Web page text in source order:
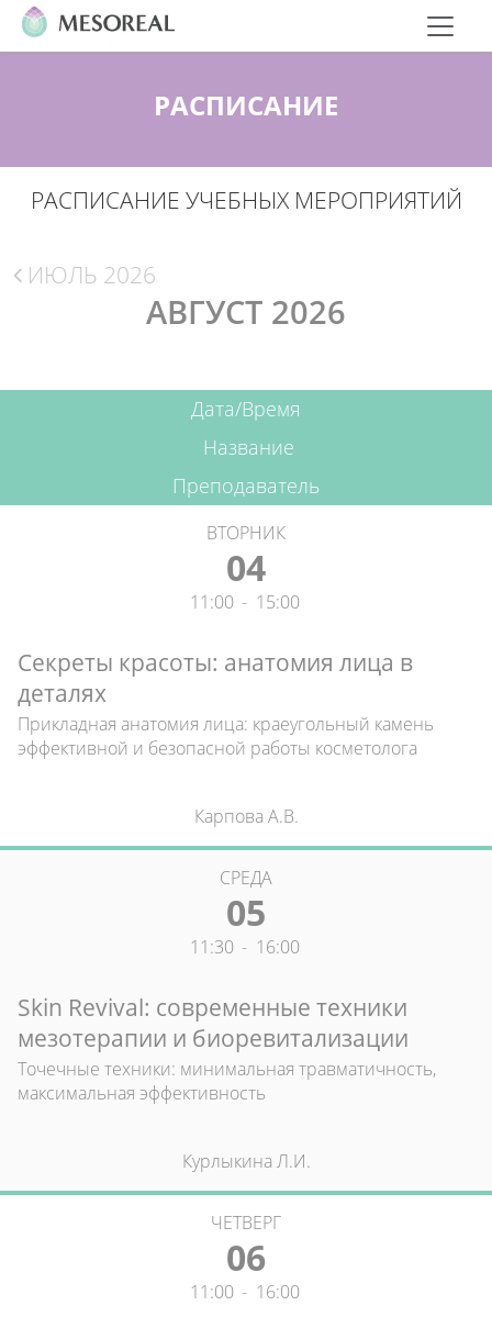
РАСПИСАНИЕ
РАСПИСАНИЕ УЧЕБНЫХ МЕРОПРИЯТИЙ
ИЮЛЬ 2026
АВГУСТ 2026
Дата/Время
Название
Преподаватель
ВТОРНИК
04
11:00 - 15:00
Секреты красоты: анатомия лица в
деталях
Прикладная анатомия лица: краеугольный камень
эффективной и безопасной работы косметолога
Карпова А.В.
СРЕДА
05
11:30 - 16:00
Skin Revival: современные техники
мезотерапии и биоревитализации
Точечные техники: минимальная травматичность,
максимальная эффективность
Курлыкина Л.И.
ЧЕТВЕРГ
06
11:00 - 16:00